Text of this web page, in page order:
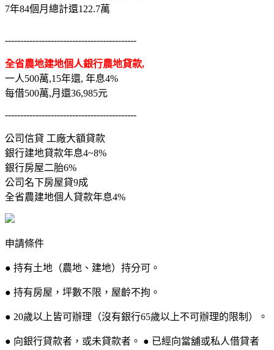
7年84個月總計還122.7萬
-------------------------------------------
全省農地建地個人銀行農地貸款,
一人500萬,15年還, 年息4%
每借500萬,月還36,985元
-------------------------------------------
公司信貸 工廠大額貸款
銀行建地貸款年息4~8%
銀行房屋二胎6%
公司名下房屋貸9成
全省農建地個人貸款年息4%
申請條件
● 持有土地（農地、建地）持分可。
● 持有房屋，坪數不限，屋齡不拘。
● 20歲以上皆可辦理（沒有銀行65歲以上不可辦理的限制）。
● 向銀行貸款者，或未貸款者。 ● 已經向當舖或私人借貸者